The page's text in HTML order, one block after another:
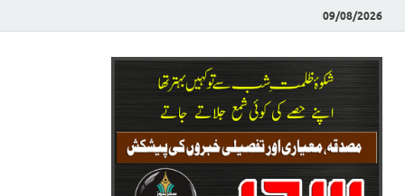
09/08/2026